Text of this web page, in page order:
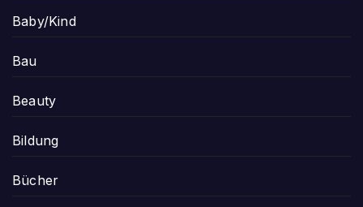
Baby/Kind
Bau
Beauty
Bildung
Bücher